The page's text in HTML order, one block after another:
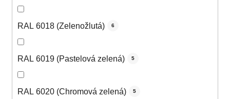
RAL 6018 (Zelenožlutá) 6
RAL 6019 (Pastelová zelená) 5
RAL 6020 (Chromová zelená) 5